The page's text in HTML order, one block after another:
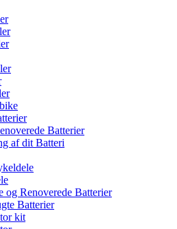
Batterier
af dit Batteri
og Renoverede Batterier
Batterier
kit